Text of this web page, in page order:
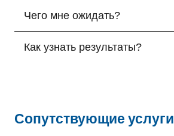
Чего мне ожидать?
Как узнать результаты?
Сопутствующие услуги